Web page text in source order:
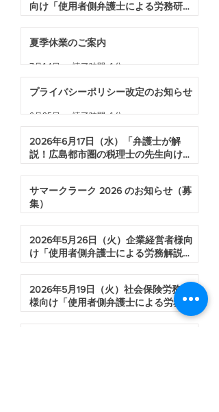
向け「使用者側弁護士による労務研修
会（顧問先を守る！社労士の先生方が
トラブルの実践的対処法）」の開催
1 日前 読了時間: 1分
夏季休業のご案内
7月14日 読了時間: 1分
プライバシーポリシー改定のお知らせ
6月25日 読了時間: 1分
2026年6月17日（水）「弁護士が解
説！広島都市圏の税理士の先生向けセ
ミナー（相続税申告の期限と非弁リス
6月18日 読了時間: 1分
サマークラーク 2026 のお知らせ（募
集）
6月9日 読了時間: 1分
2026年5月26日（火）企業経営者様向
け「使用者側弁護士による労務解説セ
ミナー（知らないと危ない！就業規則
5月28日 読了時間: 1分
2026年5月19日（火）社会保険労務士
様向け「使用者側弁護士による労務研
修会（就業規則作成に関するヒヤリハ
5月20日 読了時間: 1分